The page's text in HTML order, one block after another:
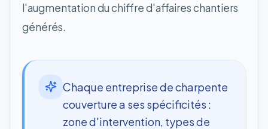
l'augmentation du chiffre d'affaires chantiers
générés.
Chaque entreprise de charpente
couverture a ses spécificités :
zone d'intervention, types de